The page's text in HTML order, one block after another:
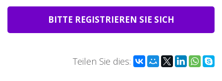
BITTE REGISTRIEREN SIE SICH
Teilen Sie dies: